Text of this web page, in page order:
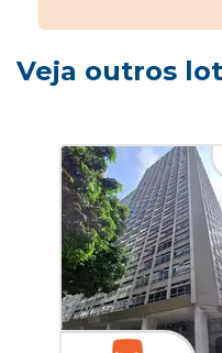
Veja outros